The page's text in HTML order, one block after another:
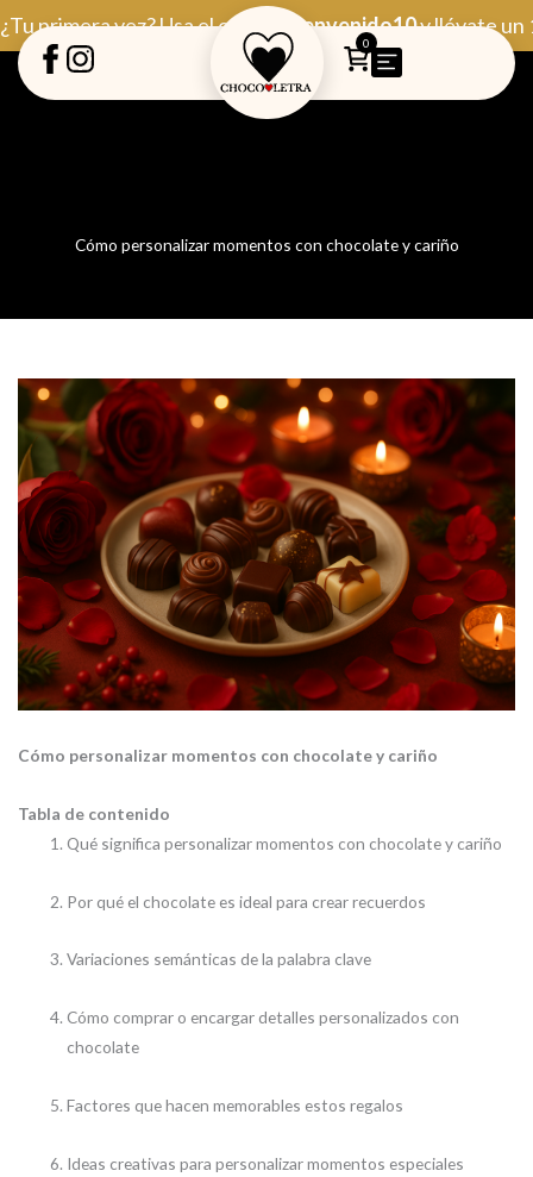
al
contenido
¿Tu primera vez? Usa el código Bienvenido10y llévate un
0
Cómo personalizar momentos con chocolate y cariño
Cómo personalizar momentos con chocolate y cariño
Tabla de contenido
Qué significa personalizar momentos con chocolate y cariño
Por qué el chocolate es ideal para crear recuerdos
Variaciones semánticas de la palabra clave
Cómo comprar o encargar detalles personalizados con
chocolate
Factores que hacen memorables estos regalos
Ideas creativas para personalizar momentos especiales